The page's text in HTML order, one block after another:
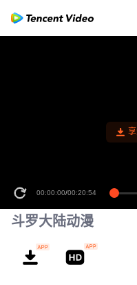
00:00:00/00:20:54
斗罗大陆动漫